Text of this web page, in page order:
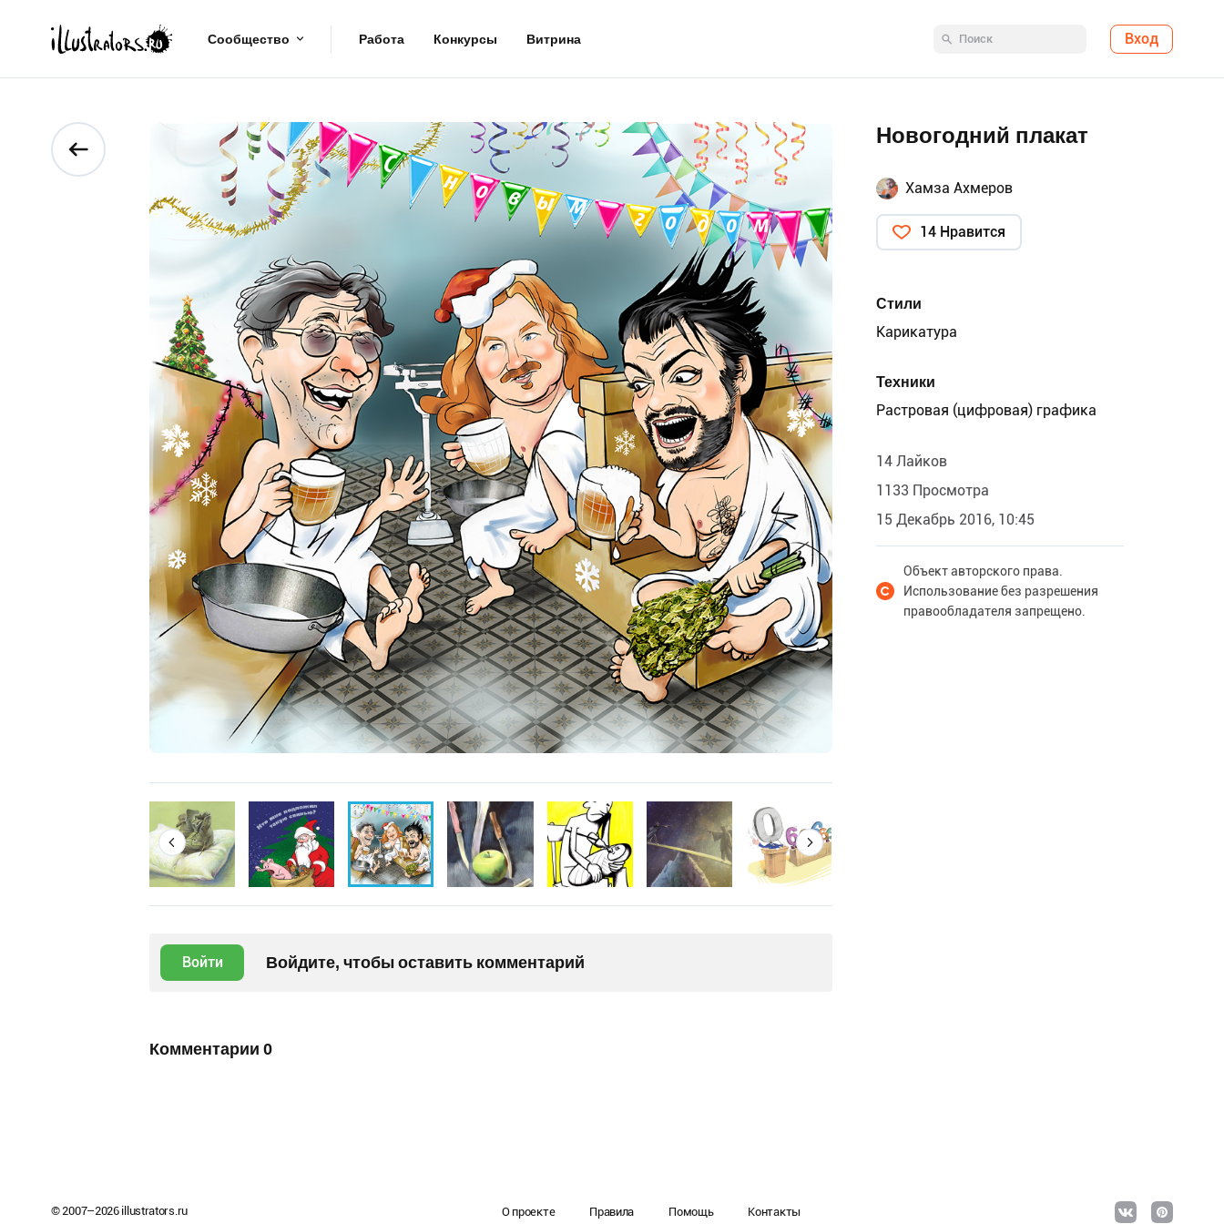
Сообщество Работа Конкурсы Витрина Вход
Войти Войдите, чтобы оставить комментарий
Комментарии 0
Новогодний плакат
Хамза Ахмеров
14 Нравится
Стили
Карикатура
Техники
Растровая (цифровая) графика
14 Лайков
1133 Просмотра
15 Декабрь 2016, 10:45
Объект авторского права.
Использование без разрешения
правообладателя запрещено.
© 2007–2026illustrators.ru О проекте Правила Помощь Контакты